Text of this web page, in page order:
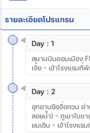
รายละเอียดโปรแกรม
Day : 1
สนามบินดอนเมือง
เจี้ย – เข้าโรงแรมที่
Day : 2
อุทยานซือจื่อกวน ด่
ลอยน้ำ) – ภูเขาใบช
ยนเอิน – เข้าโรงแร